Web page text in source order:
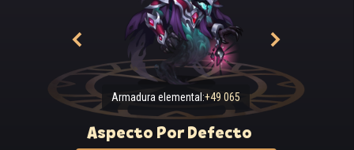
Armadura elemental:+49 065
Aspecto Por Defecto